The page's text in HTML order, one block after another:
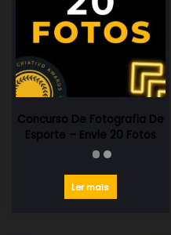
Concurso De Fotografia De
Esporte – Envie 20 Fotos
Ler mais